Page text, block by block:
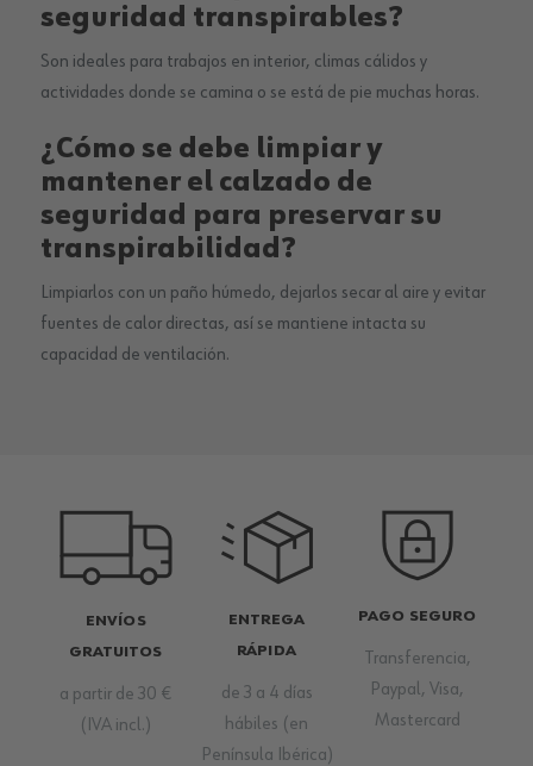
seguridad transpirables?
Son ideales para trabajos en interior, climas cálidos y
actividades donde se camina o se está de pie muchas horas.
¿Cómo se debe limpiar y
mantener el calzado de
seguridad para preservar su
transpirabilidad?
Limpiarlos con un paño húmedo, dejarlos secar al aire y evitar
fuentes de calor directas, así se mantiene intacta su
capacidad de ventilación.
ENVÍOS
GRATUITOS
a partir de 30 €
(IVA incl.)
ENTREGA
RÁPIDA
de 3 a 4 días
hábiles (en
Península Ibérica)
PAGO SEGURO
Transferencia,
Paypal, Visa,
Mastercard